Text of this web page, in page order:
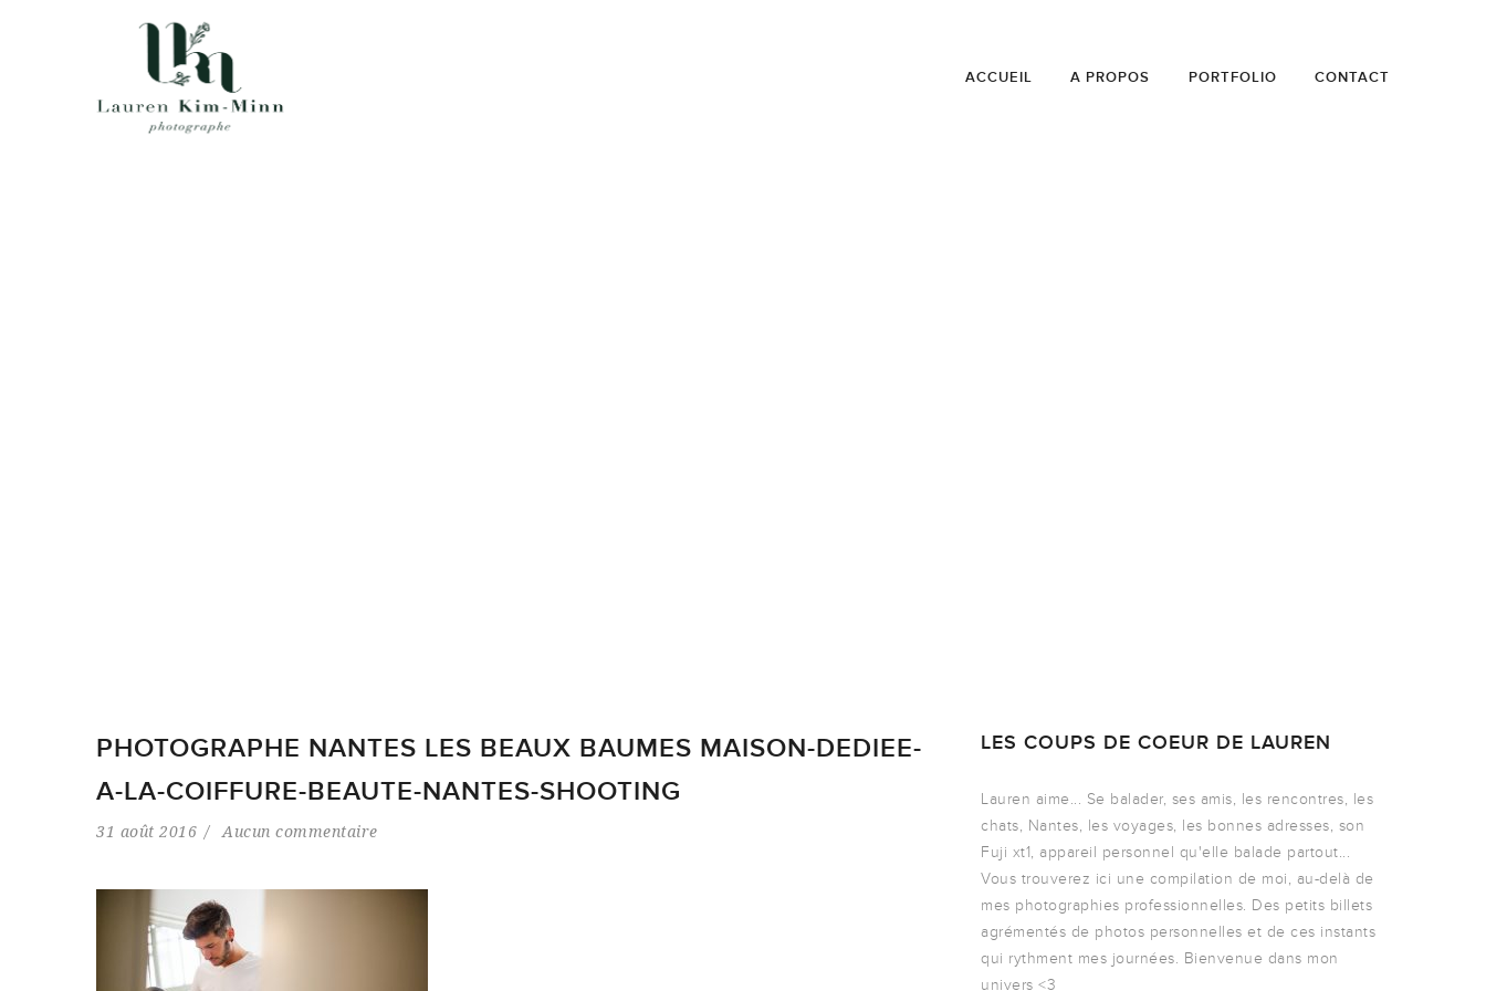
ACCUEIL A PROPOS PORTFOLIO CONTACT
PHOTOGRAPHE NANTES LES BEAUX BAUMES MAISON-DEDIEE-
A-LA-COIFFURE-BEAUTE-NANTES-SHOOTING
31 août 2016 Aucun commentaire
LES COUPS DE COEUR DE LAUREN
Lauren aime... Se balader, ses amis, les rencontres, les
chats, Nantes, les voyages, les bonnes adresses, son
Fuji xt1, appareil personnel qu'elle balade partout...
Vous trouverez ici une compilation de moi, au-delà de
mes photographies professionnelles. Des petits billets
agrémentés de photos personnelles et de ces instants
qui rythment mes journées. Bienvenue dans mon
univers <3